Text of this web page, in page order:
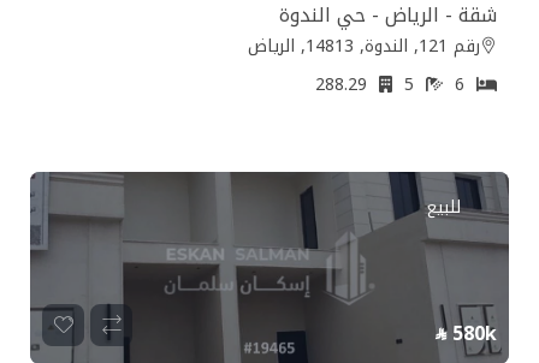
شقة - الرياض - حي الندوة
رقم 121, الندوة, 14813, الرياض
للبيع
580k